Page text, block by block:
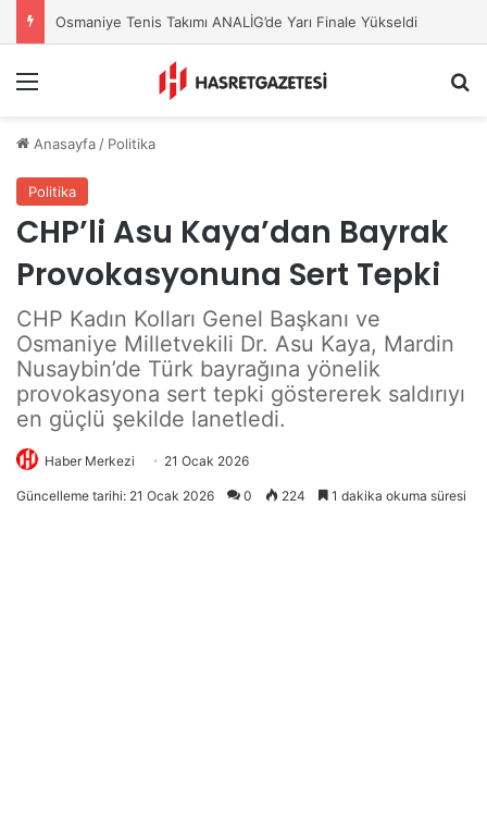
OKÜ’de Tanıtım ve Tercih Günleri Başladı
Anasayfa / Politika
Politika
CHP’li Asu Kaya’dan Bayrak
Provokasyonuna Sert Tepki
CHP Kadın Kolları Genel Başkanı ve
Osmaniye Milletvekili Dr. Asu Kaya, Mardin
Nusaybin’de Türk bayrağına yönelik
provokasyona sert tepki göstererek saldırıyı
en güçlü şekilde lanetledi.
Haber Merkezi 21 Ocak 2026
Güncelleme tarihi: 21 Ocak 2026 0 224 1 dakika okuma süresi